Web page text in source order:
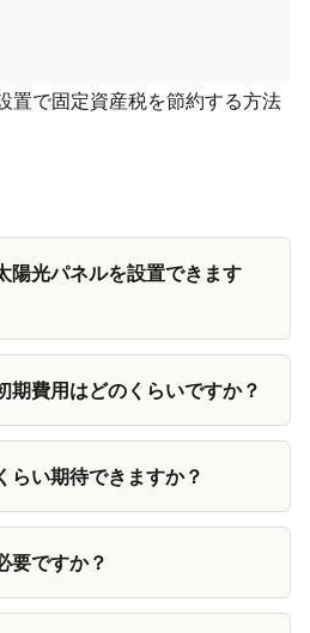
置で固定資産税を節約する方法
陽光パネルを設置できます
期費用はどのくらいですか？
らい期待できますか？
要ですか？